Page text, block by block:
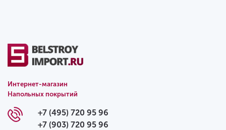
Интернет-магазин
Напольных покрытий
+7 (495) 720 95 96
+7 (903) 720 95 96